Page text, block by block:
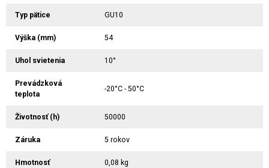
Typ pätice GU10
Výška (mm) 54
Uhol svietenia 10°
Prevádzková
teplota
-20°C - 50°C
Životnosť (h) 50000
Záruka 5 rokov
Hmotnosť 0,08 kg